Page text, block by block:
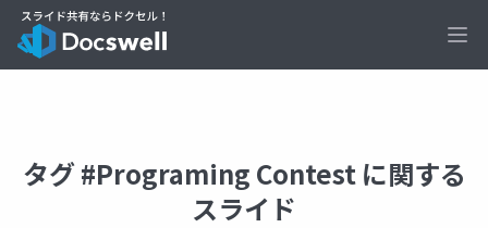
タグ #Programing Contest に関する
スライド